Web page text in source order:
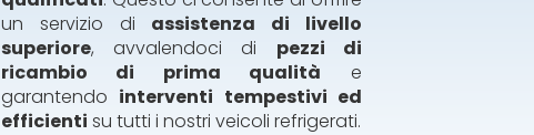
un servizio di assistenza di livello
superiore, avvalendoci di pezzi di
ricambio di prima qualità e
garantendo interventi tempestivi ed
efficienti su tutti i nostri veicoli refrigerati.